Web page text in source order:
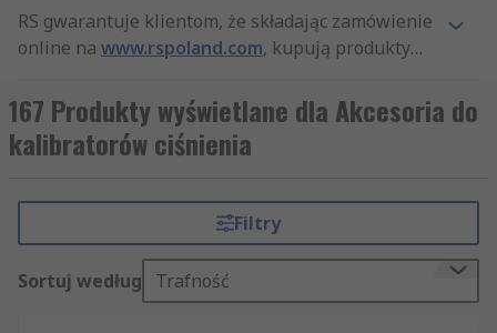
RS gwarantuje klientom, że składając zamówienie
online na www.rspoland.com, kupują produkty
standardy bezpieczeństwa. Nasza firma słynie też
z profesjonalnej obsługi klienta. Dzięki
szerokiemu asortymentowi produktów z
także innych artykułów z działów Ciśnieniomierze
i Technika pomiarowa, jesteśmy najlepiej
zaopatrzonym dystrybutorem na rynku.
Oferujemy szybką dostawę, dzięki czemu
167 Produkty wyświetlane dla Akcesoria do
kalibratorów ciśnienia
Filtry
Sortuj według Trafność